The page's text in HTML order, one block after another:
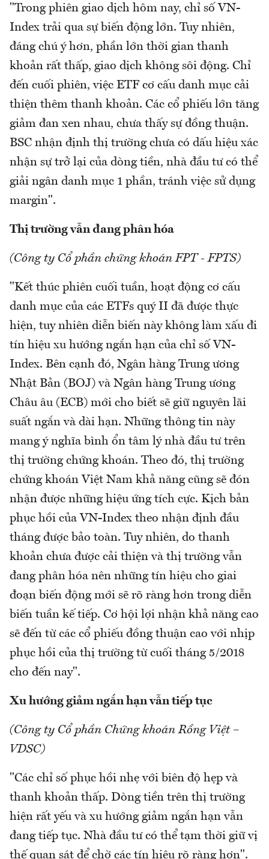
"Trong phiên giao dịch hôm nay, chỉ số VN-
Index trải qua sự biến động lớn. Tuy nhiên,
đáng chú ý hơn, phần lớn thời gian thanh
khoản rất thấp, giao dịch không sôi động. Chỉ
đến cuối phiên, việc ETF cơ cấu danh mục cải
thiện thêm thanh khoản. Các cổ phiếu lớn tăng
giảm đan xen nhau, chưa thấy sự đồng thuận.
BSC nhận định thị trường chưa có dấu hiệu xác
nhận sự trở lại của dòng tiền, nhà đầu tư có thể
giải ngân danh mục 1 phần, tránh việc sử dụng
margin".
Thị trường vẫn đang phân hóa
(Công ty Cổ phần chứng khoán FPT - FPTS)
"Kết thúc phiên cuối tuần, hoạt động cơ cấu
danh mục của các ETFs quý II đã được thực
hiện, tuy nhiên diễn biến này không làm xấu đi
tín hiệu xu hướng ngắn hạn của chỉ số VN-
Index. Bên cạnh đó, Ngân hàng Trung ương
Nhật Bản (BOJ) và Ngân hàng Trung ương
Châu âu (ECB) mới cho biết sẽ giữ nguyên lãi
suất ngắn và dài hạn. Những thông tin này
mang ý nghĩa bình ổn tâm lý nhà đầu tư trên
thị trường chứng khoán. Theo đó, thị trường
chứng khoán Việt Nam khả năng cũng sẽ đón
nhận được những hiệu ứng tích cực. Kịch bản
phục hồi của VN-Index theo nhận định đầu
tháng được bảo toàn. Tuy nhiên, do thanh
khoản chưa được cải thiện và thị trường vẫn
đang phân hóa nên những tín hiệu cho giai
đoạn biến động mới sẽ rõ ràng hơn trong diễn
biến tuần kế tiếp. Cơ hội lợi nhận khả năng cao
sẽ đến từ các cổ phiếu đồng thuận cao với nhịp
phục hồi của thị trường từ cuối tháng 5/2018
cho đến nay".
Xu hướng giảm ngắn hạn vẫn tiếp tục
(Công ty Cổ phần Chứng khoán Rồng Việt –
VDSC)
"Các chỉ số phục hồi nhẹ với biên độ hẹp và
thanh khoản thấp. Dòng tiền trên thị trường
hiện rất yếu và xu hướng giảm ngắn hạn vẫn
đang tiếp tục. Nhà đầu tư có thể tạm thời giữ vị
thế quan sát để chờ các tín hiệu rõ ràng hơn".